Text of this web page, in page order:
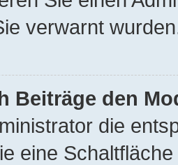
verwarnt
Beiträge den
die
eine